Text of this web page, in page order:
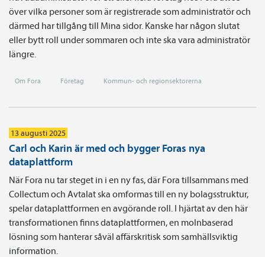
över vilka personer som är registrerade som administratör och
därmed har tillgång till Mina sidor. Kanske har någon slutat
eller bytt roll under sommaren och inte ska vara administratör
längre.
Om Fora Företag Kommun- och regionsektorerna
13 augusti 2025
Carl och Karin är med och bygger Foras nya
dataplattform
När Fora nu tar steget in i en ny fas, där Fora tillsammans med
Collectum och Avtalat ska omformas till en ny bolagsstruktur,
spelar dataplattformen en avgörande roll. I hjärtat av den här
transformationen finns dataplattformen, en molnbaserad
lösning som hanterar såväl affärskritisk som samhällsviktig
information.